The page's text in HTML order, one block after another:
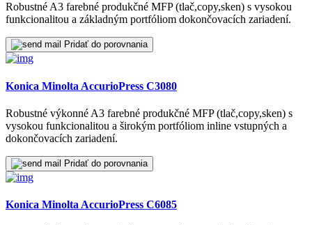
Robustné A3 farebné produkčné MFP (tlač,copy,sken) s vysokou
funkcionalitou a základným portfóliom dokončovacích zariadení.
Pridať do porovnania
Konica Minolta AccurioPress C3080
Robustné výkonné A3 farebné produkčné MFP (tlač,copy,sken) s
vysokou funkcionalitou a širokým portfóliom inline vstupných a
dokončovacích zariadení.
Pridať do porovnania
Konica Minolta AccurioPress C6085